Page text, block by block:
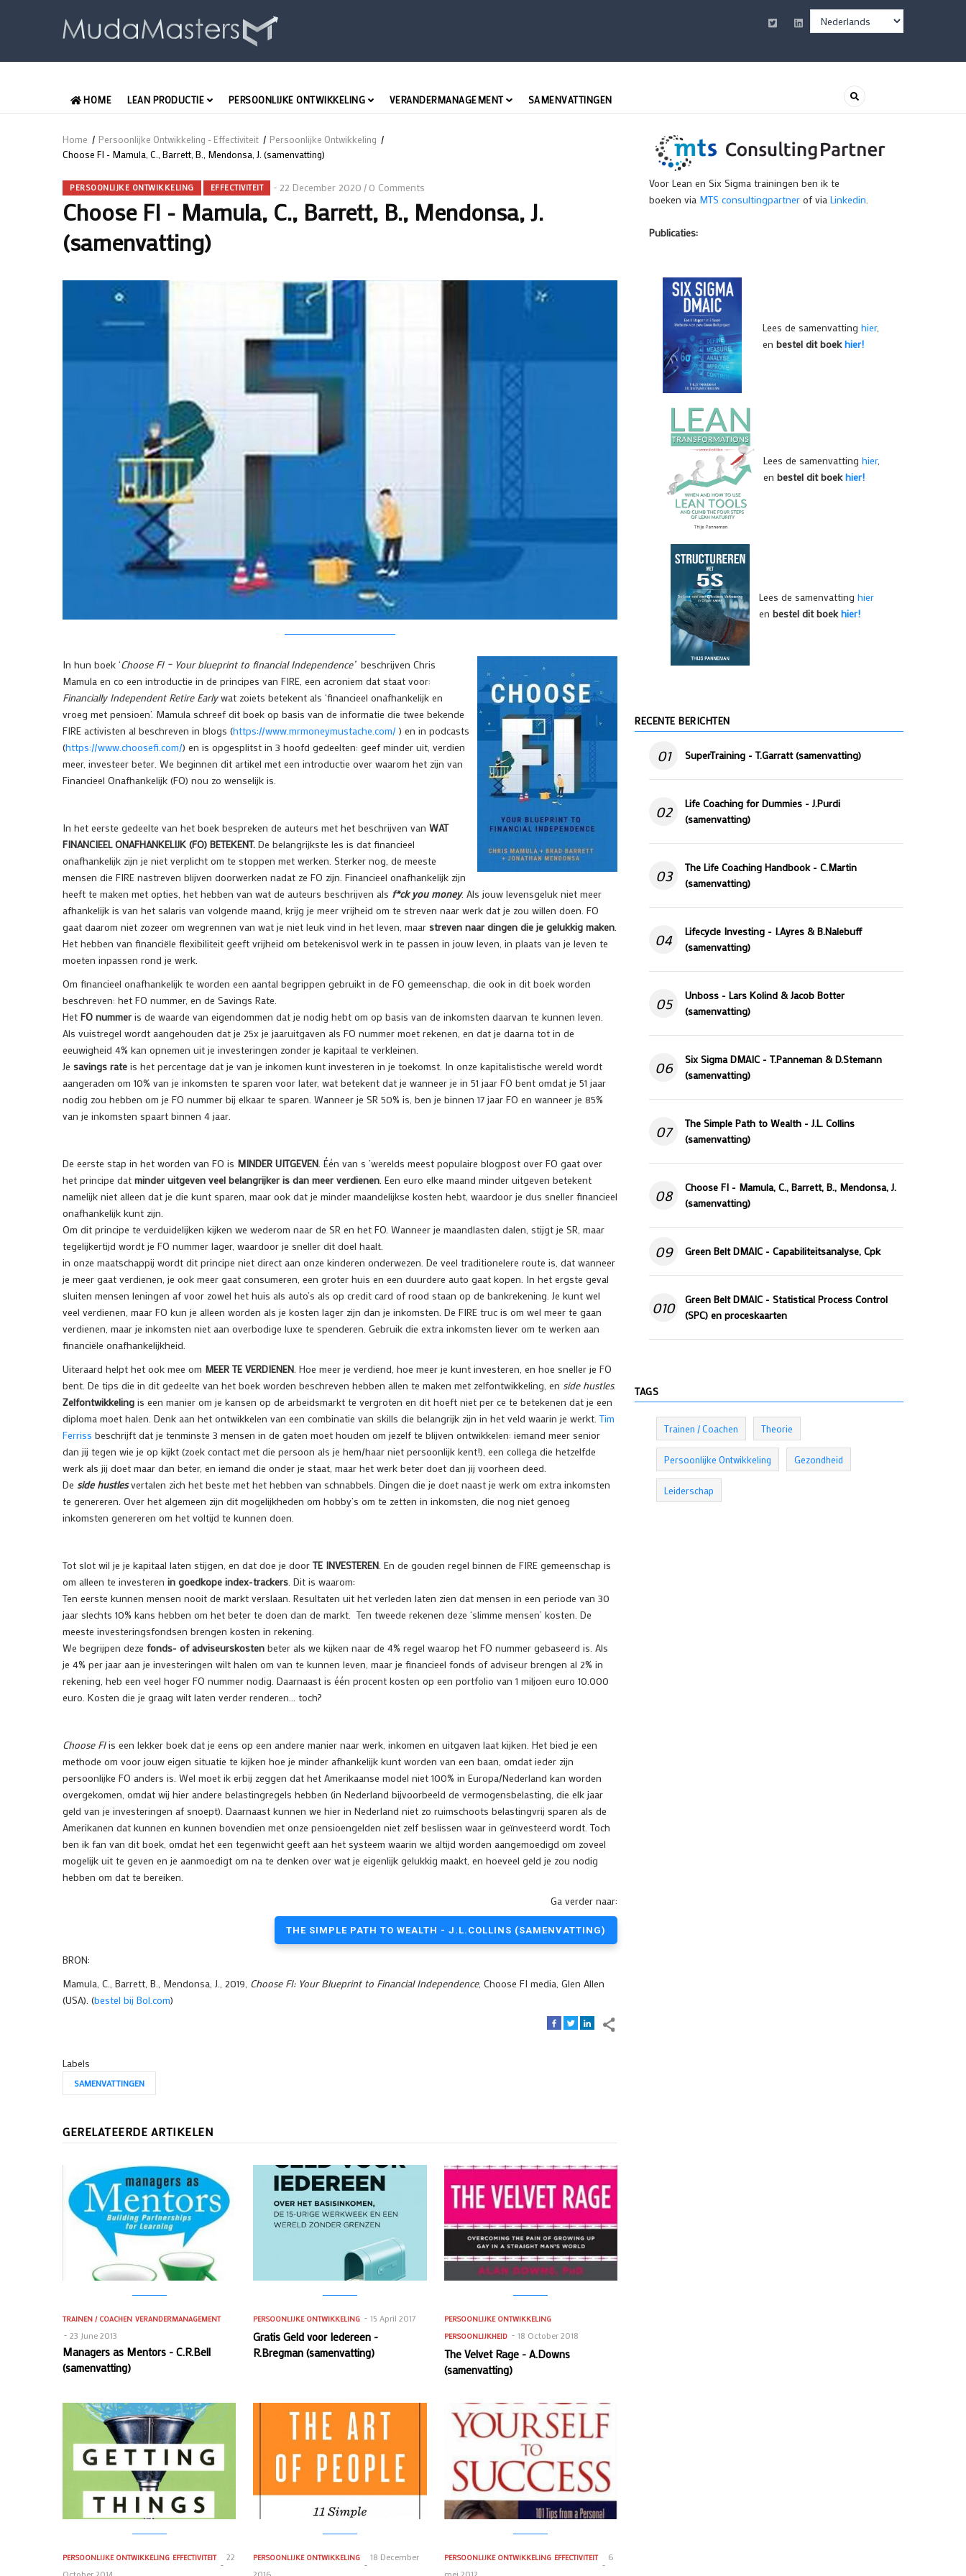
Select
your
NEDERLANDS
HOME LEAN PRODUCTIE PERSOONLIJKE ONTWIKKELING VERANDERMANAGEMENT SAMENVATTINGEN
Kruimelpad
Home / Persoonlijke Ontwikkeling - Effectiviteit / Persoonlijke Ontwikkeling /
Choose FI - Mamula, C., Barrett, B., Mendonsa, J. (samenvatting)
PERSOONLIJKE ONTWIKKELING EFFECTIVITEIT 22 December 2020 / 0 Comments
Choose FI - Mamula, C., Barrett, B., Mendonsa, J.
(samenvatting)
In hun boek ‘Choose FI – Your blueprint to financial Independence’beschrijven Chris
Mamula en co een introductie in de principes van FIRE, een acroniem dat staat voor:
Financially Independent Retire Earlywat zoiets betekent als ‘financieel onafhankelijk en
vroeg met pensioen’. Mamula schreef dit boek op basis van de informatie die twee bekende
FIRE activisten al beschreven in blogs (https://www.mrmoneymustache.com/ ) en in podcasts
(https://www.choosefi.com/) en is opgesplitst in 3 hoofd gedeelten: geef minder uit, verdien
meer, investeer beter. We beginnen dit artikel met een introductie over waarom het zijn van
Financieel Onafhankelijk (FO) nou zo wenselijk is.
In het eerste gedeelte van het boek bespreken de auteurs met het beschrijven van WAT
FINANCIEEL ONAFHANKELIJK (FO) BETEKENT. De belangrijkste les is dat financieel
onafhankelijk zijn je niet verplicht om te stoppen met werken. Sterker nog, de meeste
mensen die FIRE nastreven blijven doorwerken nadat ze FO zijn. Financieel onafhankelijk zijn
heeft te maken met opties, het hebben van wat de auteurs beschrijven als f*ck you money. Als jouw levensgeluk niet meer
afhankelijk is van het salaris van volgende maand, krijg je meer vrijheid om te streven naar werk dat je zou willen doen. FO
gaat daarom niet zozeer om wegrennen van wat je niet leuk vind in het leven, maar streven naar dingen die je gelukkig maken
Het hebben van financiële flexibiliteit geeft vrijheid om betekenisvol werk in te passen in jouw leven, in plaats van je leven te
moeten inpassen rond je werk.
Om financieel onafhankelijk te worden een aantal begrippen gebruikt in de FO gemeenschap, die ook in dit boek worden
beschreven: het FO nummer, en de Savings Rate.
Het FO nummer is de waarde van eigendommen dat je nodig hebt om op basis van de inkomsten daarvan te kunnen leven.
Als vuistregel wordt aangehouden dat je 25x je jaaruitgaven als FO nummer moet rekenen, en dat je daarna tot in de
eeuwigheid 4% kan opnemen uit je investeringen zonder je kapitaal te verkleinen.
Je savings rate is het percentage dat je van je inkomen kunt investeren in je toekomst. In onze kapitalistische wereld wordt
aangeraden om 10% van je inkomsten te sparen voor later, wat betekent dat je wanneer je in 51 jaar FO bent omdat je 51 jaar
nodig zou hebben om je FO nummer bij elkaar te sparen. Wanneer je SR 50% is, ben je binnen 17 jaar FO en wanneer je 85%
van je inkomsten spaart binnen 4 jaar.
De eerste stap in het worden van FO is MINDER UITGEVEN . Één van s ’werelds meest populaire blogpost over FO gaat over
het principe dat minder uitgeven veel belangrijker is dan meer verdienen . Een euro elke maand minder uitgeven betekent
namelijk niet alleen dat je die kunt sparen, maar ook dat je minder maandelijkse kosten hebt, waardoor je dus sneller financieel
onafhankelijk kunt zijn.
Om dit principe te verduidelijken kijken we wederom naar de SR en het FO. Wanneer je maandlasten dalen, stijgt je SR, maar
tegelijkertijd wordt je FO nummer lager, waardoor je sneller dit doel haalt.
in onze maatschappij wordt dit principe niet direct aan onze kinderen onderwezen. De veel traditionelere route is, dat wanneer
je meer gaat verdienen, je ook meer gaat consumeren, een groter huis en een duurdere auto gaat kopen. In het ergste geval
sluiten mensen leningen af voor zowel het huis als auto’s als op credit card of rood staan op de bankrekening. Je kunt wel
veel verdienen, maar FO kun je alleen worden als je kosten lager zijn dan je inkomsten. De FIRE truc is om wel meer te gaan
verdienen, maar je inkomsten niet aan overbodige luxe te spenderen. Gebruik die extra inkomsten liever om te werken aan
financiële onafhankelijkheid.
Uiteraard helpt het ook mee om MEER TE VERDIENEN . Hoe meer je verdiend, hoe meer je kunt investeren, en hoe sneller je FO
bent. De tips die in dit gedeelte van het boek worden beschreven hebben allen te maken met zelfontwikkeling, en side hustles.
Zelfontwikkeling is een manier om je kansen op de arbeidsmarkt te vergroten en dit hoeft niet per ce te betekenen dat je een
diploma moet halen. Denk aan het ontwikkelen van een combinatie van skills die belangrijk zijn in het veld waarin je werkt. Tim
Ferriss beschrijft dat je tenminste 3 mensen in de gaten moet houden om jezelf te blijven ontwikkelen: iemand meer senior
dan jij tegen wie je op kijkt (zoek contact met die persoon als je hem/haar niet persoonlijk kent!), een collega die hetzelfde
werk als jij doet maar dan beter, en iemand die onder je staat, maar het werk beter doet dan jij voorheen deed.
De side hustlesvertalen zich het beste met het hebben van schnabbels. Dingen die je doet naast je werk om extra inkomsten
te genereren. Over het algemeen zijn dit mogelijkheden om hobby’s om te zetten in inkomsten, die nog niet genoeg
inkomsten genereren om het voltijd te kunnen doen.
Tot slot wil je je kapitaal laten stijgen, en dat doe je door TE INVESTEREN . En de gouden regel binnen de FIRE gemeenschap is
om alleen te investeren in goedkope index-trackers . Dit is waarom:
Ten eerste kunnen mensen nooit de markt verslaan. Resultaten uit het verleden laten zien dat mensen in een periode van 30
jaar slechts 10% kans hebben om het beter te doen dan de markt. Ten tweede rekenen deze ‘slimme mensen’ kosten. De
meeste investeringsfondsen brengen kosten in rekening.
We begrijpen deze fonds- of adviseurskosten beter als we kijken naar de 4% regel waarop het FO nummer gebaseerd is. Als
je 4% per jaar aan je investeringen wilt halen om van te kunnen leven, maar je financieel fonds of adviseur brengen al 2% in
rekening, heb een veel hoger FO nummer nodig. Daarnaast is één procent kosten op een portfolio van 1 miljoen euro 10.000
euro. Kosten die je graag wilt laten verder renderen… toch?
Choose FIis een lekker boek dat je eens op een andere manier naar werk, inkomen en uitgaven laat kijken. Het bied je een
methode om voor jouw eigen situatie te kijken hoe je minder afhankelijk kunt worden van een baan, omdat ieder zijn
persoonlijke FO anders is. Wel moet ik erbij zeggen dat het Amerikaanse model niet 100% in Europa/Nederland kan worden
overgekomen, omdat wij hier andere belastingregels hebben (in Nederland bijvoorbeeld de vermogensbelasting, die elk jaar
geld van je investeringen af snoept). Daarnaast kunnen we hier in Nederland niet zo ruimschoots belastingvrij sparen als de
Amerikanen dat kunnen en kunnen bovendien met onze pensioengelden niet zelf beslissen waar in geïnvesteerd wordt. Toch
ben ik fan van dit boek, omdat het een tegenwicht geeft aan het systeem waarin we altijd worden aangemoedigd om zoveel
mogelijk uit te geven en je aanmoedigt om na te denken over wat je eigenlijk gelukkig maakt, en hoeveel geld je zou nodig
hebben om dat te bereiken.
Ga verder naar:
THE SIMPLE PATH TO WEALTH - J.L.COLLINS (SAMENVATTING)
BRON:
Mamula, C., Barrett, B., Mendonsa, J., 2019, Choose FI: Your Blueprint to Financial Independence, Choose FI media, Glen Allen
(USA). (bestel bij Bol.com)
Labels
SAMENVATTINGEN
GERELATEERDE ARTIKELEN
TRAINEN / COACHEN VERANDERMANAGEMENT
23 June 2013
Managers as Mentors - C.R.Bell
(samenvatting)
PERSOONLIJKE ONTWIKKELING 15 April 2017
Gratis Geld voor Iedereen -
R.Bregman (samenvatting)
PERSOONLIJKE ONTWIKKELING
PERSOONLIJKHEID
18 October 2018
The Velvet Rage - A.Downs
(samenvatting)
PERSOONLIJKE ONTWIKKELING EFFECTIVITEIT
22
PERSOONLIJKE ONTWIKKELING
18 December
PERSOONLIJKE ONTWIKKELING EFFECTIVITEIT
6
Voor Lean en Six Sigma trainingen ben ik te
boeken via MTS consultingpartner of via Linkedin.
Publicaties:
Lees de samenvatting hier,
en bestel dit boekhier!
Lees de samenvattinghier,
enbestel dit boekhier!
Lees de samenvatting hier
en bestel dit boekhier!
RECENTE BERICHTEN
01 SuperTraining - T.Garratt (samenvatting)
02
Life Coaching for Dummies - J.Purdi
(samenvatting)
03
The Life Coaching Handbook - C.Martin
(samenvatting)
04
Lifecycle Investing - I.Ayres & B.Nalebuff
(samenvatting)
05
Unboss - Lars Kolind & Jacob Botter
(samenvatting)
06
Six Sigma DMAIC - T.Panneman & D.Stemann
(samenvatting)
07
The Simple Path to Wealth - J.L. Collins
(samenvatting)
08
Choose FI - Mamula, C., Barrett, B., Mendonsa, J.
(samenvatting)
09 Green Belt DMAIC - Capabiliteitsanalyse, Cpk
010
Green Belt DMAIC - Statistical Process Control
(SPC) en proceskaarten
TAGS
Trainen / Coachen Theorie
Persoonlijke Ontwikkeling Gezondheid
Leiderschap